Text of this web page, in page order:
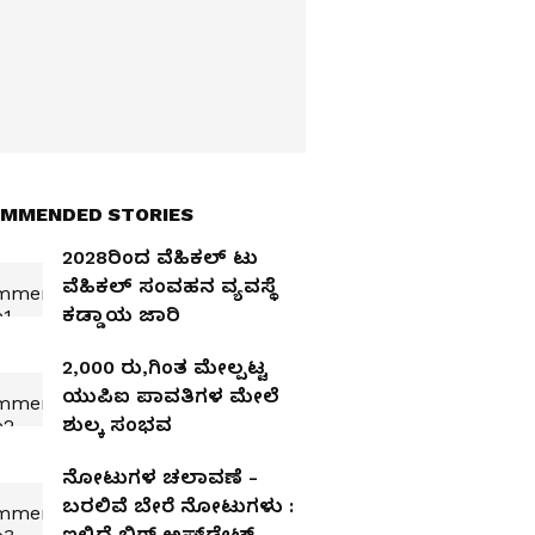
STORIES
2028ರಿಂದ ವೆಹಿಕಲ್‌ ಟು
ವೆಹಿಕಲ್‌ ಸಂವಹನ ವ್ಯವಸ್ಥೆ
ಕಡ್ಡಾಯ ಜಾರಿ
2,000 ರು,ಗಿಂತ ಮೇಲ್ಪಟ್ಟ
ಯುಪಿಐ ಪಾವತಿಗಳ ಮೇಲೆ
ಶುಲ್ಕ ಸಂಭವ
ನೋಟುಗಳ ಚಲಾವಣೆ -
ಬರಲಿವೆ ಬೇರೆ ನೋಟುಗಳು :